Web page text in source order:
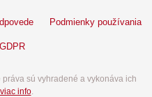
Podmienky používania
GDPR
sú vyhradené a vykonáva ich
viac info.